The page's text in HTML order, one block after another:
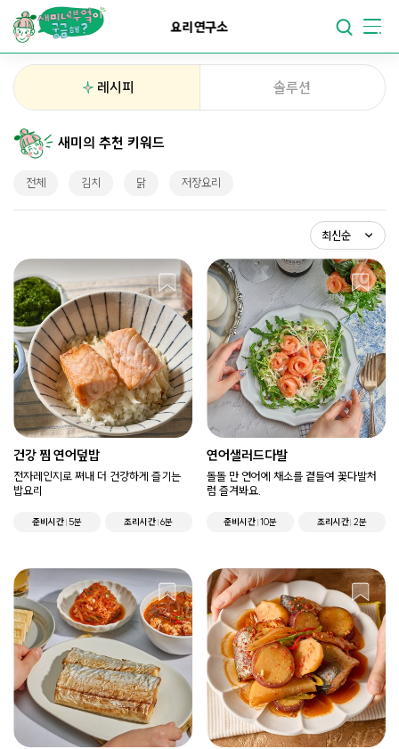
맛있어지는부엌
요리가
요리가
요리연구소
레시피 솔루션
새미의 추천 키워드
전체 김치 닭 저장요리
최신순
조회순
건강 찜 연어덮밥
전자레인지로 쪄내 더 건강하게 즐기는
밥요리
준비시간 5분 조리시간 6분
연어샐러드다발
돌돌 만 연어에 채소를 곁들여 꽃다발처
럼 즐겨봐요.
준비시간 10분 조리시간 2분